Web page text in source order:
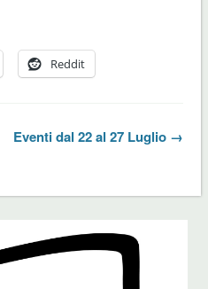
Reddit
Eventi dal 22 al 27 Luglio →